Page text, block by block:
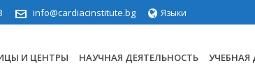
info@cardiacinstitute.bg Языки
И ЦЕНТРЫ НАУЧНАЯ ДЕЯТЕЛЬНОСТЬ УЧЕБНАЯ